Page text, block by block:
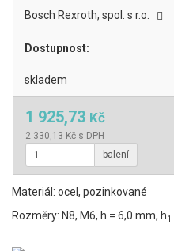
Bosch Rexroth, spol. s r.o.
Dostupnost:
skladem
1 925,73 Kč
2 330,13 Kč s DPH
balení
Materiál: ocel, pozinkované
Rozměry: N8, M6, h = 6,0 mm, h1